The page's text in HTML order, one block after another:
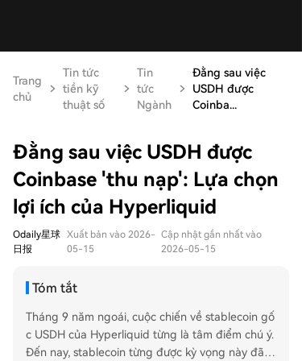
Trang
chủ
Tin tức
tiền kỹ
thuật số
Tin
tức
Ngành
Đằng sau việc
USDH được
Coinba...
Đằng sau việc USDH được
Coinbase 'thu nạp': Lựa chọn
lợi ích của Hyperliquid
Odaily星球
日报
Xuất bản vào 2026-
05-15
Cập nhật gần nhất vào
2026-05-15
Tóm tắt
Tháng 9 năm ngoái, cuộc chiến về stablecoin gố
c USDH của Hyperliquid từng là tâm điểm chú ý.
Đến nay, stablecoin từng được kỳ vọng này đã b